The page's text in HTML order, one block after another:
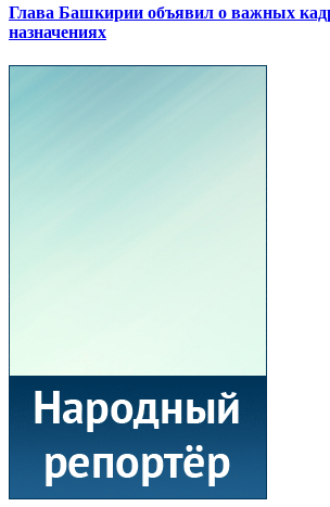
Глава Башкирии объявил о важных
назначениях